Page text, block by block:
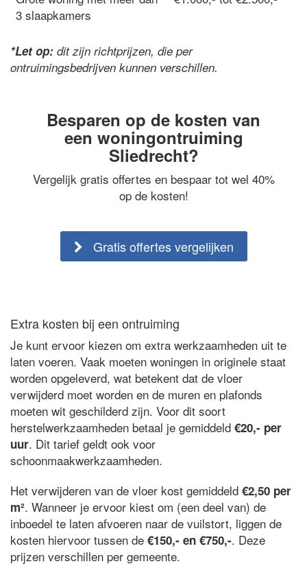
3 slaapkamers
*Let op: dit zijn richtprijzen, die per
ontruimingsbedrijven kunnen verschillen.
Besparen op de kosten van
een woningontruiming
Sliedrecht?
Vergelijk gratis offertes en bespaar tot wel 40%
op de kosten!
Gratis offertes vergelijken
Extra kosten bij een ontruiming
Je kunt ervoor kiezen om extra werkzaamheden uit te
laten voeren. Vaak moeten woningen in originele staat
worden opgeleverd, wat betekent dat de vloer
verwijderd moet worden en de muren en plafonds
moeten wit geschilderd zijn. Voor dit soort
herstelwerkzaamheden betaal je gemiddeld €20,- per
uur. Dit tarief geldt ook voor
schoonmaakwerkzaamheden.
Het verwijderen van de vloer kost gemiddeld €2,50 per
m². Wanneer je ervoor kiest om (een deel van) de
inboedel te laten afvoeren naar de vuilstort, liggen de
kosten hiervoor tussen de €150,- en €750,-. Deze
prijzen verschillen per gemeente.